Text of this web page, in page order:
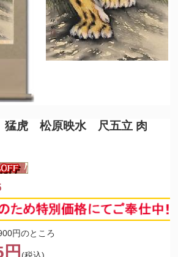
猛虎 松原映水 尺五立 肉
円のところ